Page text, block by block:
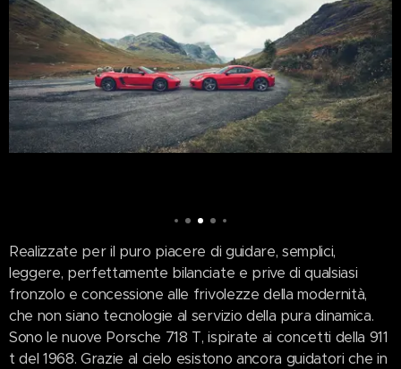
Realizzate per il puro piacere di guidare, semplici,
leggere, perfettamente bilanciate e prive di qualsiasi
fronzolo e concessione alle frivolezze della modernità,
che non siano tecnologie al servizio della pura dinamica.
Sono le nuove Porsche 718 T, ispirate ai concetti della 911
t del 1968. Grazie al cielo esistono ancora guidatori che in